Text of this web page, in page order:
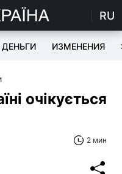
RU
ДЕНЬГИ ИЗМЕНЕНИЯ
очікується
2 мин